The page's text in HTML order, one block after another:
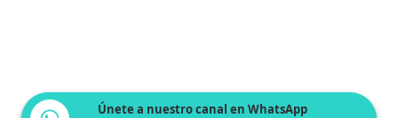
Únete a nuestro canal en WhatsApp